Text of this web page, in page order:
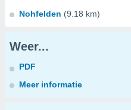
Nohfelden (9.18 km)
Weer...
PDF
Meer informatie